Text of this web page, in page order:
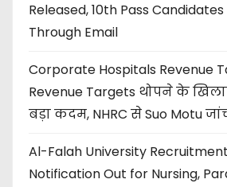
Released, 10th Pass
Through Email
Corporate Hospitals Revenue
Revenue Targets थोपने के
बड़ा कदम, NHRC से Suo Motu
Al-Falah University
Notification Out for Nursing,